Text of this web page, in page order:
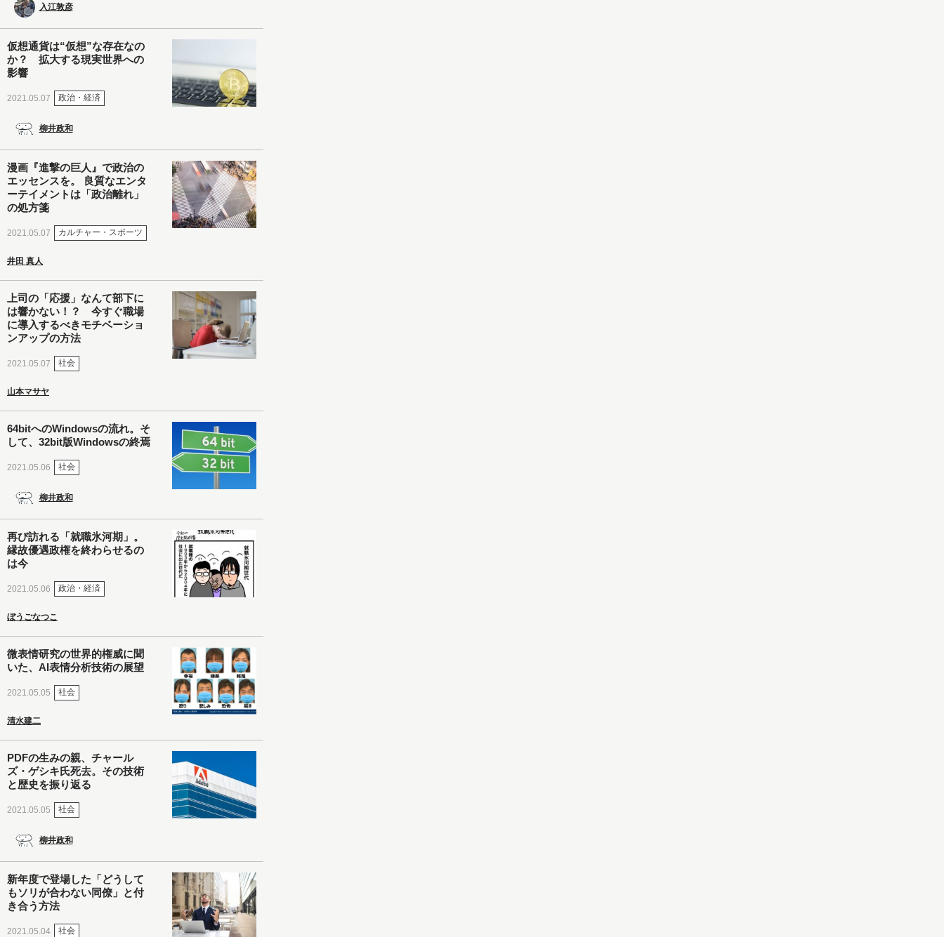
入江敦彦
仮想通貨は“仮想”な存在なの
か？ 拡大する現実世界への
影響
2021.05.07 政治・経済
柳井政和
漫画『進撃の巨人』で政治の
エッセンスを。 良質なエンタ
ーテイメントは「政治離れ」
の処方箋
2021.05.07 カルチャー・スポーツ
井田 真人
上司の「応援」なんて部下に
は響かない！？ 今すぐ職場
に導入するべきモチベーショ
ンアップの方法
2021.05.07 社会
山本マサヤ
64bitへのWindowsの流れ。そ
して、32bit版Windowsの終焉
2021.05.06 社会
柳井政和
再び訪れる「就職氷河期」。
縁故優遇政権を終わらせるの
は今
2021.05.06 政治・経済
ぼうごなつこ
微表情研究の世界的権威に聞
いた、AI表情分析技術の展望
2021.05.05 社会
清水建二
PDFの生みの親、チャール
ズ・ゲシキ氏死去。その技術
と歴史を振り返る
2021.05.05 社会
柳井政和
新年度で登場した「どうして
もソリが合わない同僚」と付
き合う方法
2021.05.04 社会